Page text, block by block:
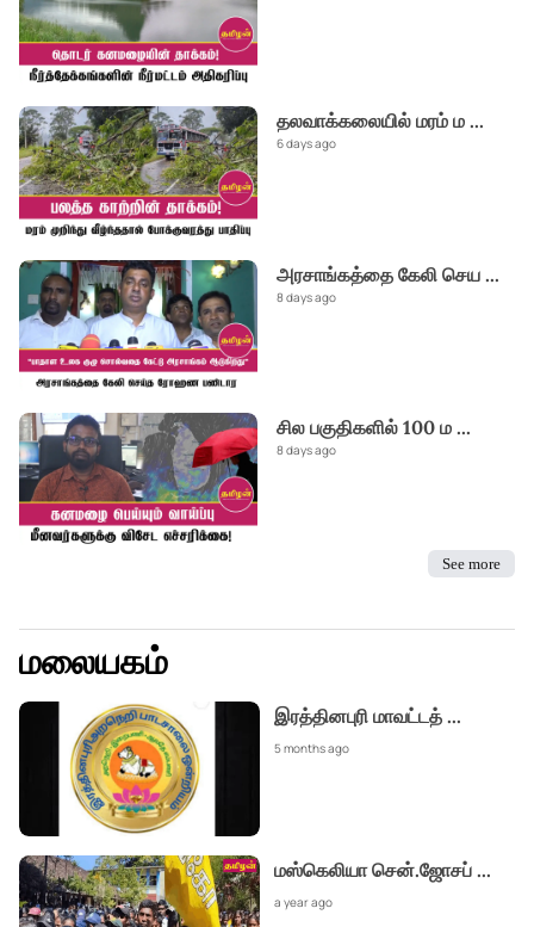
தலவாக்கலையில் மரம் ம ...
6 days ago
அரசாங்கத்தை கேலி செய ...
8 days ago
சில பகுதிகளில் 100 ம ...
8 days ago
See more
மலையகம்
இரத்தினபுரி மாவட்டத் ...
5 months ago
மஸ்கெலியா சென்.ஜோசப் ...
a year ago